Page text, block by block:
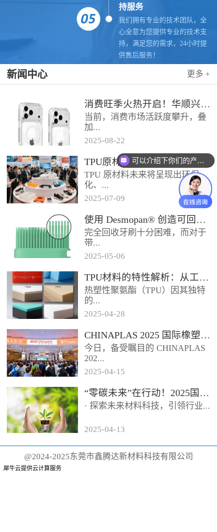
持服务
我们拥有专业的技术团队，全
心全意为您提供专业的技术支
持，满足您的需求，24小时提
供售后服务！
新闻中心 更多 +
消费旺季火热开启！华顺兴业联合科思创 TPU，赋能手机护套行业抢占市场先机
当前，消费市场活跃度攀升，叠
加...
各类促销节点临近，手机护套行
业迎来传统销售旺季，市场对高
品质、高性能产品的需求持续走
高。华...
2025-08-22
TPU原材料未来的趋势是什么？
TPU 原材料未来将呈现出环保
化、...
高性能化、功能化等趋势，具体
如下：环保化趋势显著：随着全
球环保意识提升和相关法规趋
严，...
2025-07-09
使用 Desmopan® 创造可回收的热塑性聚氨酯牙刷头
完全回收牙刷十分困难，而对于
带...
有聚丙烯手柄和尼龙刷毛的传统
牙刷而言，这根本不可能。这些
牙刷可能需要 500 年才能降解
或...
2025-05-06
TPU材料的特性解析：从工业到医疗的跨界应用
热塑性聚氨酯（TPU）因其独特
的...
性能组合，成为工业、消费品和
医疗领域的“全能材料”。本文将
从材料特性出发，解析TPU如
何...
2025-04-28
CHINAPLAS 2025 国际橡塑展盛大启幕【鑫腾达】
今日，备受瞩目的 CHINAPLAS
202...
5 国际橡塑展盛大启幕，首日便
展现出非凡的魅力，精彩程度令
人瞩目。踏入展馆，...
2025-04-15
“零碳未来”在行动！2025国际橡塑展邀您共探再生科技与循环经济
· 探索未来材料科技，引领行业...
的目光再次聚焦于国际橡塑展！
作为全球...
2025-04-13
@2024-2025东莞市鑫腾达新材料科技有限公司
犀牛云提供云计算服务
你们是怎么收费的呢